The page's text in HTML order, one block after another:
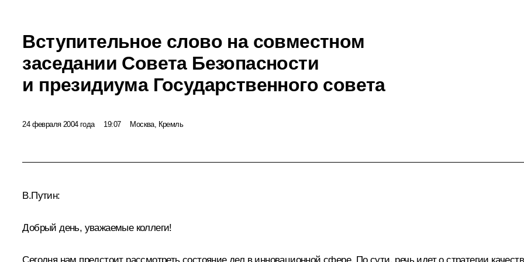
Вступительное слово на совместном
заседании Совета Безопасности
и президиума Государственного совета
24 февраля 2004 года 19:07 Москва, Кремль
В.Путин:
Добрый день, уважаемые коллеги!